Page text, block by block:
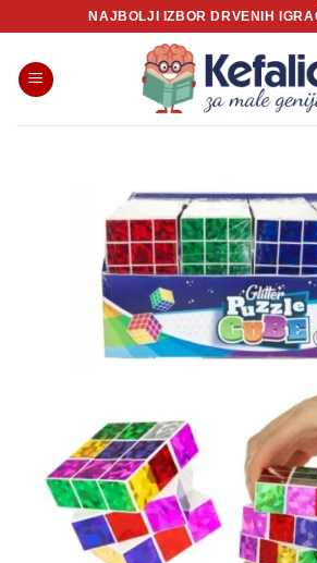
content
NAJBOLJI IZBOR DRVENIH